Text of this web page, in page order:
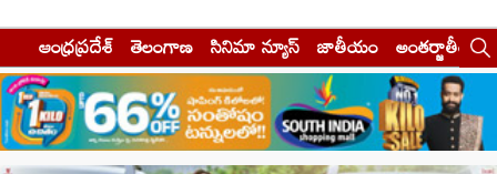
ఆంధ్రప్రదేశ్ తెలంగాణ సినిమా న్యూస్ జాతీయం అంతర్జాతీయం